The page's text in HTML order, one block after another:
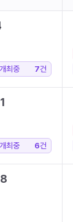
개최중 7건
개최중 6건